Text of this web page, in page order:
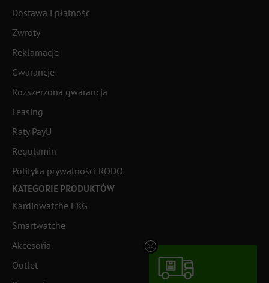
Dostawa i płatność
Zwroty
Reklamacje
Gwarancje
Rozszerzona gwarancja
Leasing
Raty PayU
Regulamin
Polityka prywatności RODO
KATEGORIE PRODUKTÓW
Kardiowatche EKG
Smartwatche
Akcesoria
Outlet